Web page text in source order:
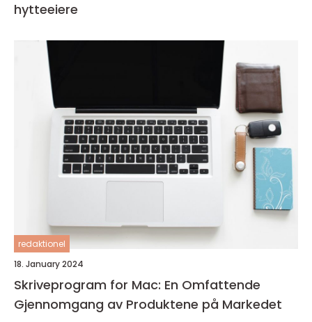
hytteeiere
redaktionel
18. January 2024
Skriveprogram for Mac: En Omfattende
Gjennomgang av Produktene på Markedet